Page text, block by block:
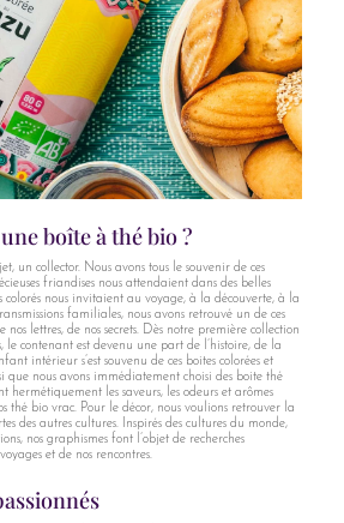
boîte à thé bio ?
un collector. Nous avons tous le souvenir de ces
friandises nous attendaient dans des belles
colorés nous invitaient au voyage, à la découverte, à la
familiales, nous avons retrouvé un de ces
nos lettres, de nos secrets. Dès notre première collection
le contenant est devenu une part de l’histoire, de la
intérieur s’est souvenu de ces boites colorées et
que nous avons immédiatement choisi des boite thé
hermétiquement les saveurs, les odeurs et arômes
thé bio vrac. Pour le décor, nous voulions retrouver la
des autres cultures. Inspirés des cultures du monde,
nos graphismes font l’objet de recherches
et de nos rencontres.